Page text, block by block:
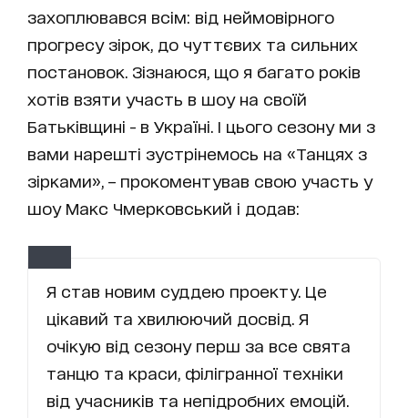
захоплювався всім: від неймовірного
прогресу зірок, до чуттєвих та сильних
постановок. Зізнаюся, що я багато років
хотів взяти участь в шоу на своїй
Батьківщині - в Україні. І цього сезону ми з
вами нарешті зустрінемось на «Танцях з
зірками», – прокоментував свою участь у
шоу Макс Чмерковський і додав:
Я став новим суддею проекту. Це
цікавий та хвилюючий досвід. Я
очікую від сезону перш за все свята
танцю та краси, філігранної техніки
від учасників та непідробних емоцій.